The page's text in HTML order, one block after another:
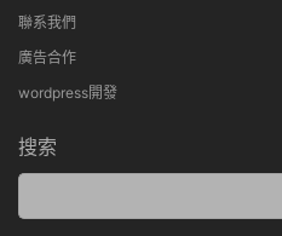
聯系我們
廣告合作
wordpress開發
搜索